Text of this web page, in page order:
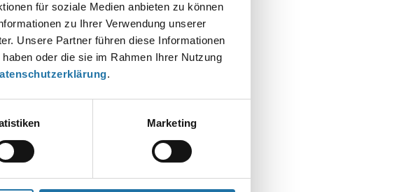
für soziale Medien anbieten zu können
zu Ihrer Verwendung unserer
Unsere Partner führen diese Informationen
oder die sie im Rahmen Ihrer Nutzung
.
Marketing
sind mit markiert